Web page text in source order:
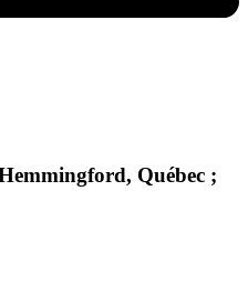
Québec ;